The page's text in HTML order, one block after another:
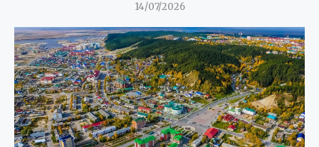
14/07/2026